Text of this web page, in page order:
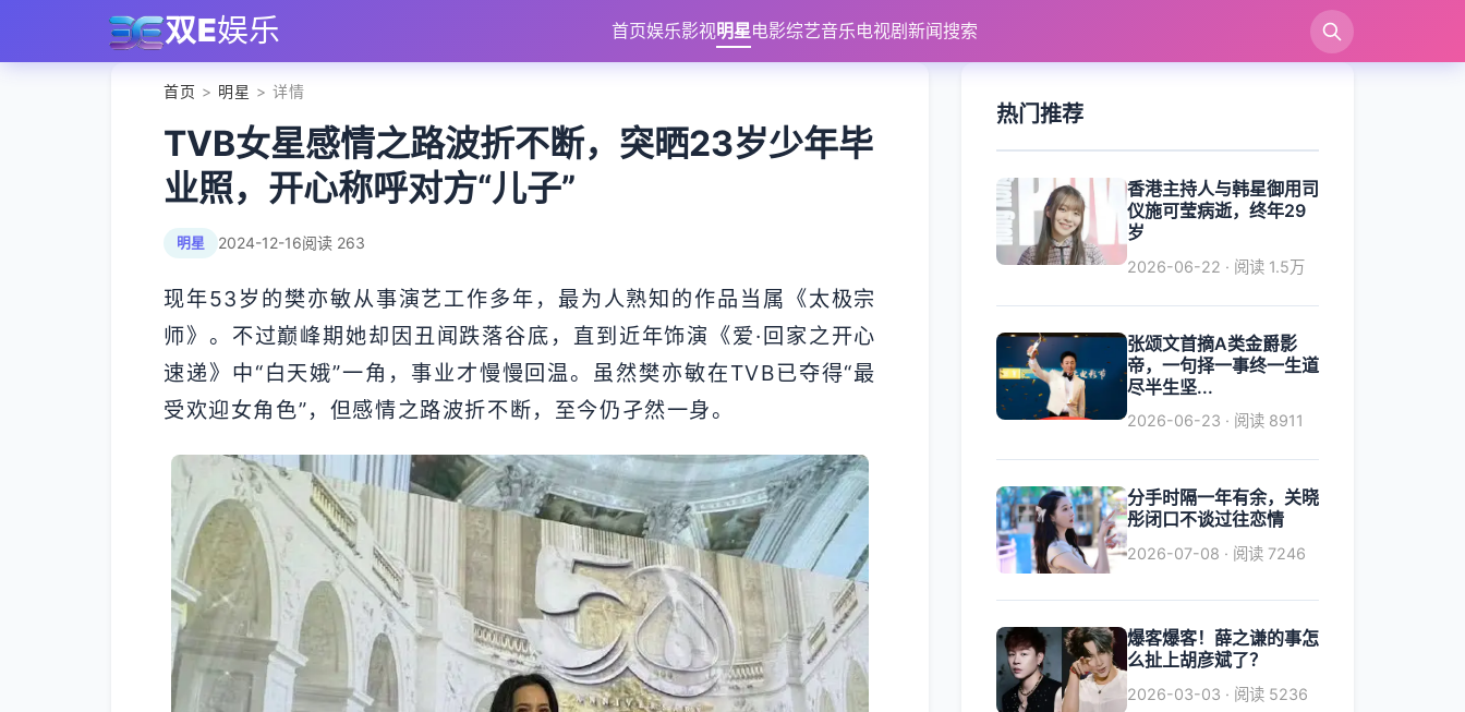
双E娱乐 首页娱乐影视明星电影综艺音乐电视剧 新闻搜索
首页 > 明星 > 详情
TVB女星感情之路波折不断，突晒23岁少年毕
业照，开心称呼对方“儿子”
明星 2024-12-16阅读 263
现年53岁的樊亦敏从事演艺工作多年，最为人熟知的作品当属《太极宗
师》。不过巅峰期她却因丑闻跌落谷底，直到近年饰演《爱·回家之开心
速递》中“白天娥”一角，事业才慢慢回温。虽然樊亦敏在TVB已夺得“最
受欢迎女角色”，但感情之路波折不断，至今仍孑然一身。
热门推荐
香港主持人与韩星御用司
仪施可莹病逝，终年29
岁
2026-06-22 · 阅读 1.5万
张颂文首摘A类金爵影
帝，一句择一事终一生道
尽半生坚...
2026-06-23 · 阅读 8911
分手时隔一年有余，关晓
彤闭口不谈过往恋情
2026-07-08 · 阅读 7246
爆客爆客！薛之谦的事怎
么扯上胡彦斌了？
2026-03-03 · 阅读 5236